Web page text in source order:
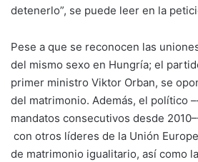
detenerlo”, se puede leer en la
Pese a que se reconocen las
del mismo sexo en Hungría; el
primer ministro Viktor Orban, se
del matrimonio. Además, el político
mandatos consecutivos desde
con otros líderes de la Unión
de matrimonio igualitario, así como